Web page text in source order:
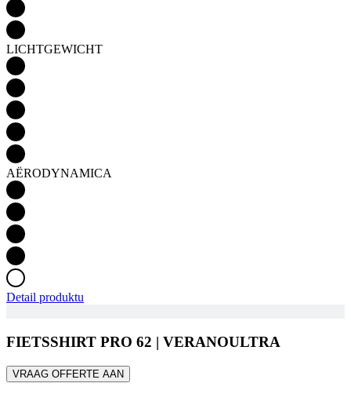
LICHTGEWICHT
AËRODYNAMICA
Detail produktu
FIETSSHIRT PRO 62 | VERANOULTRA
VRAAG OFFERTE AAN